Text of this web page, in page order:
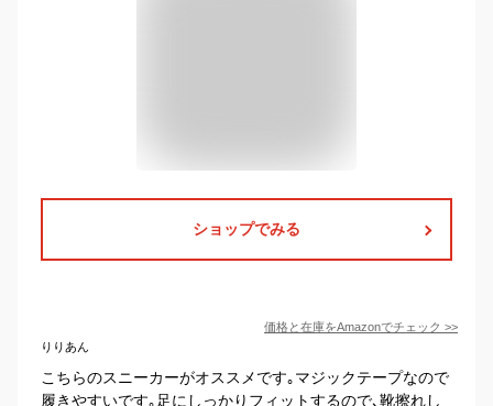
ショップでみる
価格と在庫をAmazonでチェック >>
りりあん
こちらのスニーカーがオススメです｡マジックテープなので
履きやすいです｡足にしっかりフィットするので､靴擦れし